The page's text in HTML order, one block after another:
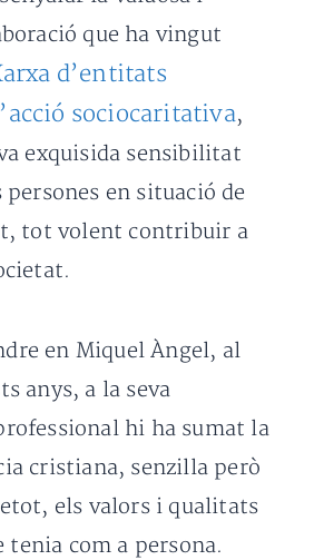
que ha vingut
d’entitats
sociocaritativa,
exquisida sensibilitat
persones en situació de
tot volent contribuir a
en Miquel Àngel, al
anys, a la seva
hi ha sumat la
cristiana, senzilla però
els valors i qualitats
tenia com a persona.